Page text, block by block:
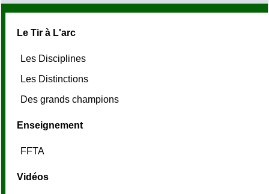
Le Tir à L'arc
Les Disciplines
Les Distinctions
Des grands champions
Enseignement
FFTA
Vidéos